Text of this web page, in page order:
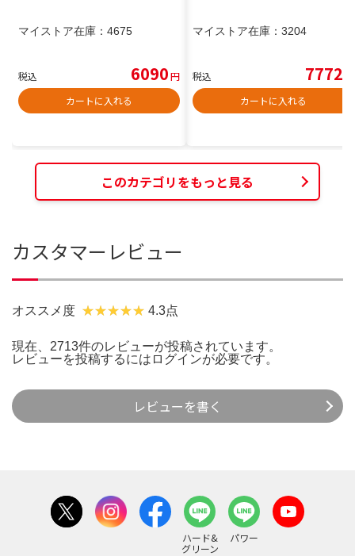
マイストア在庫： 4675
税込 6090円
カートに入れる
マイストア在庫： 3204
税込 7772
カートに入れる
このカテゴリをもっと見る
カスタマーレビュー
オススメ度 4.3点
現在、2713件のレビューが投稿されています。
レビューを投稿するには ログインが必要です。
レビューを書く
ハード&
グリーン
パワー